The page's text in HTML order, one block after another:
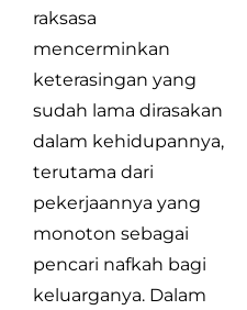
raksasa
mencerminkan
keterasingan yang
sudah lama dirasakan
dalam kehidupannya,
terutama dari
pekerjaannya yang
monoton sebagai
pencari nafkah bagi
keluarganya. Dalam